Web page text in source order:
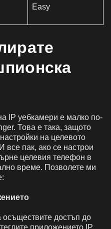
Easy
IP уебкамери е малко по-
Това е така, защото
на целевото
все пак, ако се настрои
целевия телефон в
време. Позволете ми
осъществите достъп до
приложението IP